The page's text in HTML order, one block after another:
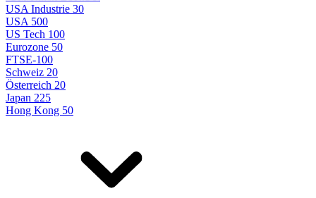
USA Industrie 30
USA 500
US Tech 100
Eurozone 50
FTSE-100
Schweiz 20
Österreich 20
Japan 225
Hong Kong 50